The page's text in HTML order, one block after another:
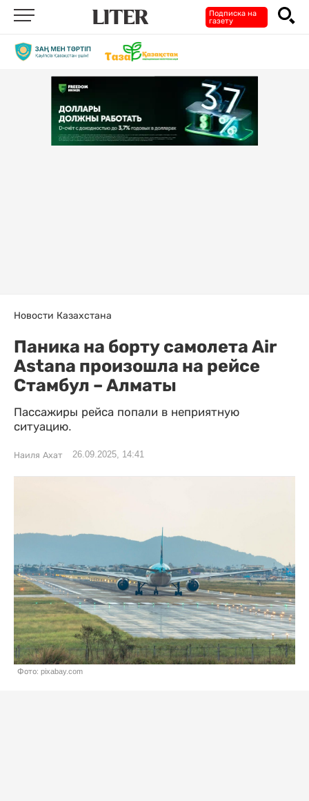
Подписка на
газету
Новости Казахстана
Паника на борту самолета Air
Astana произошла на рейсе
Стамбул – Алматы
Пассажиры рейса попали в неприятную
ситуацию.
Наиля Ахат 26.09.2025, 14:41
Фото: pixabay.com